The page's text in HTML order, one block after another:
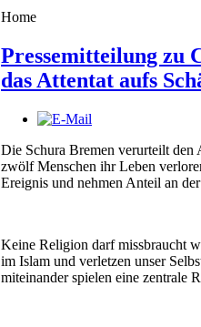
Home
Pressemitteilung zu
das Attentat aufs
Die Schura Bremen verurteilt den
zwölf Menschen ihr Leben
Ereignis und nehmen Anteil an
Keine Religion darf missbraucht
im Islam und verletzen unser
miteinander spielen eine zentrale